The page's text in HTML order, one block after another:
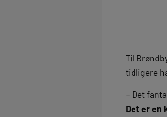
Til
tidligere
– Det
Det er en